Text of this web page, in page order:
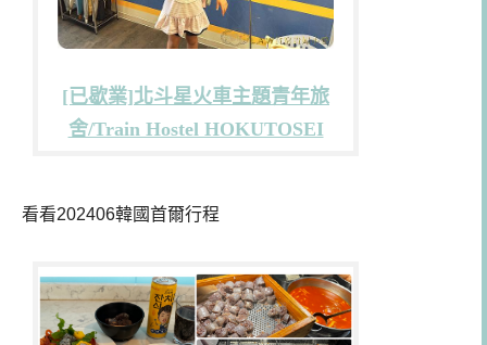
[已歇業]北斗星火車主題青年旅
舍/Train Hostel HOKUTOSEI
看看202406韓國首爾行程